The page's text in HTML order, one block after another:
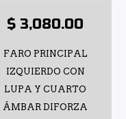
$ 3,080.00
FARO PRINCIPAL
IZQUIERDO CON
LUPA Y CUARTO
ÁMBAR DIFORZA